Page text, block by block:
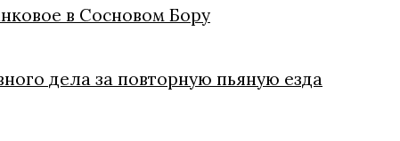
в Сосновом Бору
дела за повторную пьяную езда